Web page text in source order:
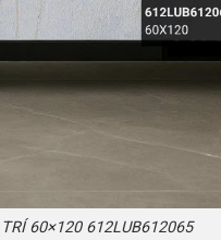
60×120 612LUB612065